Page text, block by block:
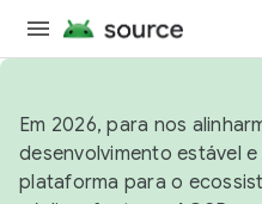
Em 2026, para nos
desenvolvimento estável
plataforma para o